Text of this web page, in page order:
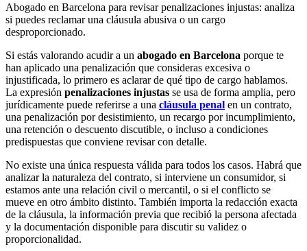
Abogado en Barcelona para revisar penalizaciones injustas: analiza
si puedes reclamar una cláusula abusiva o un cargo
desproporcionado.
Si estás valorando acudir a un abogado en Barcelona porque te
han aplicado una penalización que consideras excesiva o
injustificada, lo primero es aclarar de qué tipo de cargo hablamos.
La expresión penalizaciones injustas se usa de forma amplia, pero
jurídicamente puede referirse a una cláusula penal en un contrato,
una penalización por desistimiento, un recargo por incumplimiento,
una retención o descuento discutible, o incluso a condiciones
predispuestas que conviene revisar con detalle.
No existe una única respuesta válida para todos los casos. Habrá que
analizar la naturaleza del contrato, si interviene un consumidor, si
estamos ante una relación civil o mercantil, o si el conflicto se
mueve en otro ámbito distinto. También importa la redacción exacta
de la cláusula, la información previa que recibió la persona afectada
y la documentación disponible para discutir su validez o
proporcionalidad.